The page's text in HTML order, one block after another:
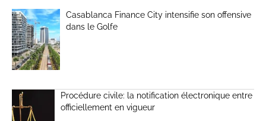
Casablanca Finance City intensifie son offensive
dans le Golfe
Procédure civile: la notification électronique entre
officiellement en vigueur